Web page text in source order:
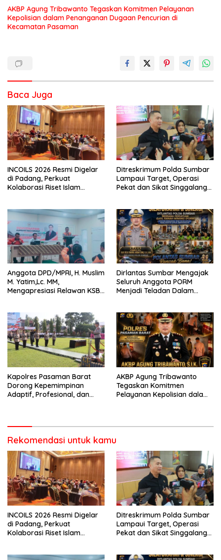
AKBP Agung Tribawanto Tegaskan Komitmen Pelayanan
Kepolisian dalam Penanganan Dugaan Pencurian di
Kecamatan Pasaman
Baca Juga
INCOILS 2026 Resmi Digelar
di Padang, Perkuat
Kolaborasi Riset Islam
Ditreskrimum Polda Sumbar
Lampaui Target, Operasi
Pekat dan Sikat Singgalang
Anggota DPD/MPRI, H. Muslim
M. Yatim,Lc. MM,
Mengapresiasi Relawan KSB
Bencana
Dirlantas Sumbar Mengajak
Seluruh Anggota PORM
Menjadi Teladan Dalam
Perlengkapan Keselamatan
Berkendara
Kapolres Pasaman Barat
Dorong Kepemimpinan
Adaptif, Profesional, dan
AKBP Agung Tribawanto
Tegaskan Komitmen
Pelayanan Kepolisian dalam
Rekomendasi untuk kamu
INCOILS 2026 Resmi Digelar
di Padang, Perkuat
Kolaborasi Riset Islam
Ditreskrimum Polda Sumbar
Lampaui Target, Operasi
Pekat dan Sikat Singgalang